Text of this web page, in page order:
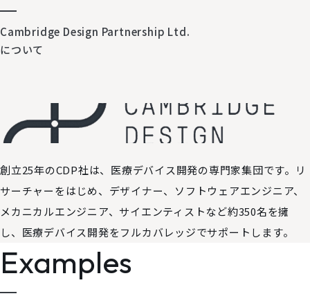
Cambridge Design Partnership Ltd.
について
創立25年のCDP社は、医療デバイス開発の専門家集団です。​リ
サーチャーをはじめ、デザイナー、ソフトウェアエンジニア、
メカニカルエンジニア、サイエンティストなど約350名を擁
し、医療デバイス開発をフルカバレッジでサポートします。
Examples